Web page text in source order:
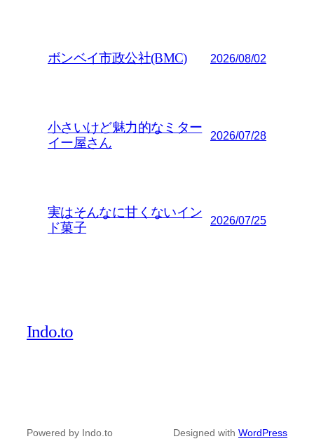
ボンベイ市政公社(BMC) 2026/08/02
小さいけど魅力的なミター
イー屋さん
2026/07/28
実はそんなに甘くないイン
ド菓子
2026/07/25
Indo.to
Powered by Indo.to Designed with WordPress